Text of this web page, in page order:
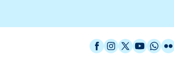
Facebook
Instagram
X / Twitter